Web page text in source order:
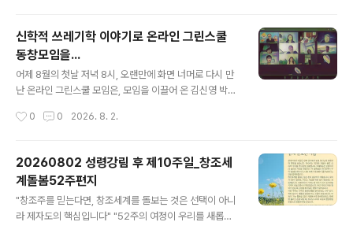
눈에 들어왔고, 과거 도로 개설로 끊어졌던 생태축이 다시
숲으로 이어진 정령치의 풍경은 자연과 사람이 어떤 방식
으로 공존해야 하는지를 말없이 들려주고 있었다. 정령치
와 구룡폭포... 그리고 달궁과 뱀사골 계곡을 흐르던 맑은
물, 갈계교회가 자리한 아영 들녘을 가득 메운 여름은 분주
분군, 천년의 시간을 품은 함양 상림을 잠시 거닐며 바라본
신학적 쓰레기학 이야기로 온라인 그린스쿨
동창모임을...
어제 8월의 첫날 저녁 8시, 오랜만에 화면 너머로 다시 만
난 온라인 그린스쿨 모임은, 모임을 이끌어 온 김신영 박사
현장과 교회, 학교와 연구의 자리에서 각자 걸어온 시간을
김 박사는 쓰레기를 단순히 쓸모를 잃은 물질이나 처리해
야 할 대상으로만 보지 말고, 문화적·정치적·종교적으로 구
성되는 존재로 바라보자고 제안했다. 참가자들은 “무엇이
쓰레기인가”, “누가 위험한 것과 안전한 것을 정하는가”,
0 0 2026. 8. 2.
20260802 성령강림 후 제10주일_창조세
계돌봄52주편지
"창조주를 믿는다면, 창조세계를 돌보는 것은 선택이 아니
라 제자도의 핵심입니다" "52주의 여정이 우리를 새롭게